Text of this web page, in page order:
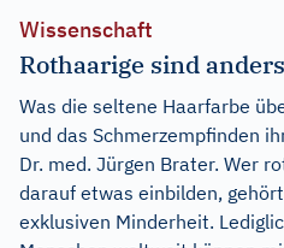
Wissenschaft
Rothaarige sind anders
Was die seltene Haarfarbe
und das Schmerzempfinden
Dr. med. Jürgen Brater. Wer
darauf etwas einbilden,
exklusiven Minderheit.